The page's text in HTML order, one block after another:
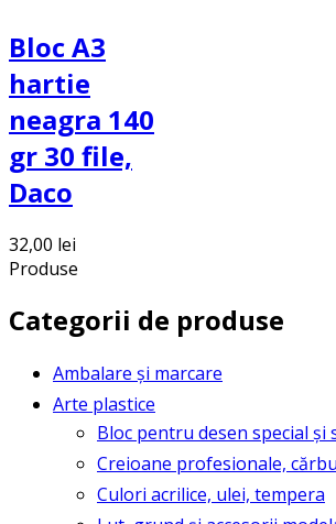
Bloc A3
hartie
neagra 140
gr 30 file,
Daco
32,00 lei
Produse
Categorii de produse
Ambalare și marcare
Arte plastice
Bloc pentru desen special și
Creioane profesionale,
Culori acrilice, ulei, tempera